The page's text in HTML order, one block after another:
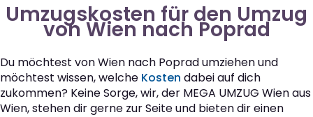
Umzugskosten für den Umzug
von Wien nach Poprad
Du möchtest von Wien nach Poprad umziehen und
möchtest wissen, welche Kosten dabei auf dich
zukommen? Keine Sorge, wir, der MEGA UMZUG Wien aus
Wien, stehen dir gerne zur Seite und bieten dir einen